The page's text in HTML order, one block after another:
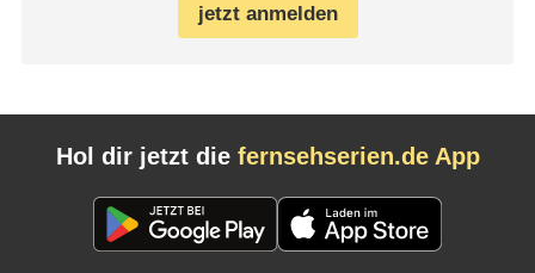
jetzt anmelden
Hol dir jetzt die fernsehserien.de App